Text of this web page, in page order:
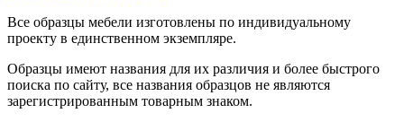
Все образцы мебели изготовлены по индивидуальному
проекту в единственном экземпляре.
Образцы имеют названия для их различия и более быстрого
поиска по сайту, все названия образцов не являются
зарегистрированным товарным знаком.